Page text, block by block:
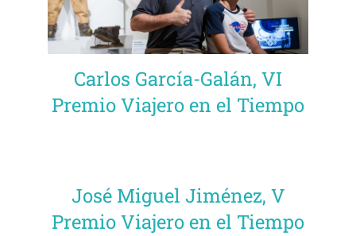
Carlos García-Galán, VI
Premio Viajero en el Tiempo
José Miguel Jiménez, V
Premio Viajero en el Tiempo